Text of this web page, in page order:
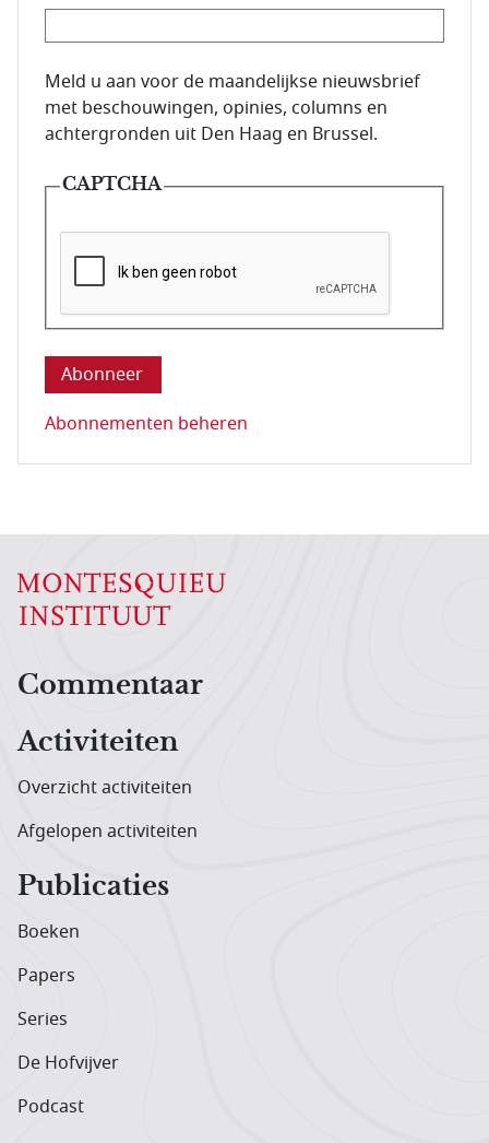
E-mailadres van de abonnee.
Meld u aan voor de maandelijkse nieuwsbrief
met beschouwingen, opinies, columns en
achtergronden uit Den Haag en Brussel.
CAPTCHA
Deze vraag is om te controleren dat u een mens
Abonnementen beheren
Hoofdnavigatiemenu
Commentaar
Activiteiten
Overzicht activiteiten
Afgelopen activiteiten
Publicaties
Boeken
Papers
Series
De Hofvijver
Podcast